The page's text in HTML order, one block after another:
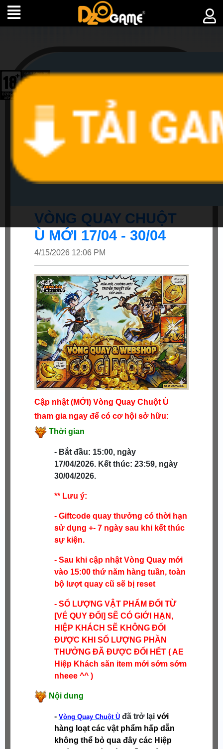
►
SỰ
KIỆN
VÒNG QUAY CHUỘT
Ù MỚI 17/04 - 30/04
4/15/2026 12:06 PM
Cập nhật (MỚI) Vòng Quay Chuột Ù
tham gia ngay để có cơ hội sở hữu:
Thời gian
- Bắt đầu: 15:00, ngày
17/04/2026. Kết thúc: 23:59, ngày
30/04/2026.
** Lưu ý:
- Giftcode quay thưởng có thời hạn
sử dụng +- 7 ngày sau khi kết thúc
sự kiện.
- Sau khi cập nhật Vòng Quay mới
vào 15:00 thứ năm hàng tuần, toàn
bộ lượt quay cũ sẽ bị reset
- SỐ LƯỢNG VẬT PHẨM ĐỔI TỪ
[VÉ QUY ĐỔI] SẼ CÓ GIỚI HẠN,
HIỆP KHÁCH SẼ KHÔNG ĐỔI
ĐƯỢC KHI SỐ LƯỢNG PHẦN
THƯỞNG ĐÃ ĐƯỢC ĐỔI HẾT ( AE
Hiệp Khách săn item mới sớm sớm
nheee ^^ )
Nội dung
- Vòng Quay Chuột Ù đã trở lại với
hàng loạt các vật phẩm hấp dẫn
không thể bỏ qua đây các Hiệp